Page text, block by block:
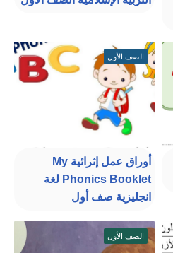
الصف الأول
أوراق عمل إثرائية My
Phonics Booklet لغة
انجليزية صف أول
الصف الأول